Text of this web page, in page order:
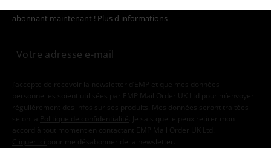
abonnant maintenant ! Plus d'informations
J’accepte de recevoir la newsletter d’EMP et que mes données
personnelles soient utilisées par EMP Mail Order UK Ltd pour m’envoyer
régulièrement des infos sur ses produits. Mes données seront traitées
selon la
Politique de confidentialité . Je sais que je peux retirer mon
accord à tout moment en contactant EMP Mail Order UK Ltd.
Cliquer ici pour me désabonner de la newsletter.